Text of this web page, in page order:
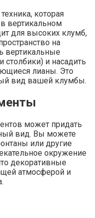
которая
вертикальном
для высоких клумб,
на
вертикальные
столбики) и насадить
лианы. Это
вид вашей клумбы.
может придать
вид. Вы можете
или другие
окружение
декоративные
атмосферой и